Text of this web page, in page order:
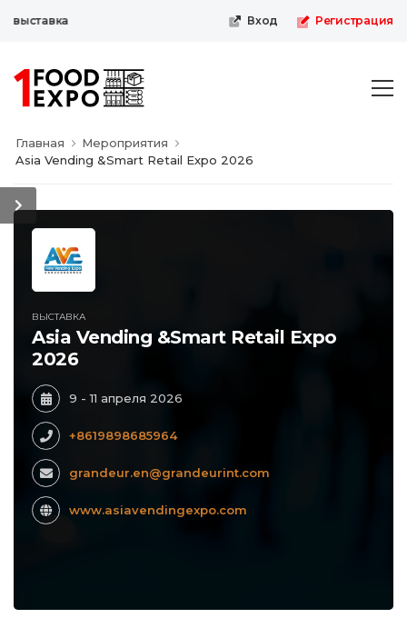
Вход Регистрация
Главная
Мероприятия
Asia Vending &Smart Retail Expo 2026
ВЫСТАВКА
Asia Vending &Smart Retail Expo
2026
9 - 11 апреля 2026
+8619898685964
grandeur.en@grandeurint.com
www.asiavendingexpo.com